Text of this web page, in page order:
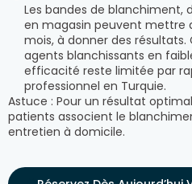
Les bandes de blanchiment,
en magasin peuvent mettre
mois, à donner des
agents blanchissants en
efficacité reste limitée par
professionnel en Turquie.
Astuce : Pour un résultat
patients associent le
entretien à domicile.